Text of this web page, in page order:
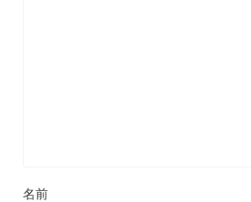
名前